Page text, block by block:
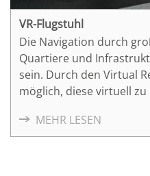
VR-Flugstuhl
Die Navigation durch
Quartiere und
sein. Durch den Virtual
möglich, diese virtuell zu
MEHR LESEN